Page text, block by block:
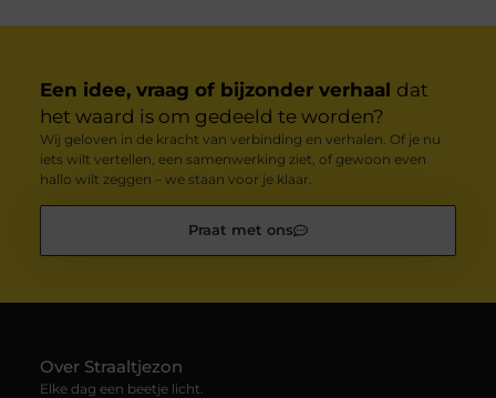
Een idee, vraag of bijzonder verhaal dat
het waard is om gedeeld te worden?
Wij geloven in de kracht van verbinding en verhalen. Of je nu
iets wilt vertellen, een samenwerking ziet, of gewoon even
hallo wilt zeggen – we staan voor je klaar.
Praat met ons
Over Straaltjezon
Elke dag een beetje licht.